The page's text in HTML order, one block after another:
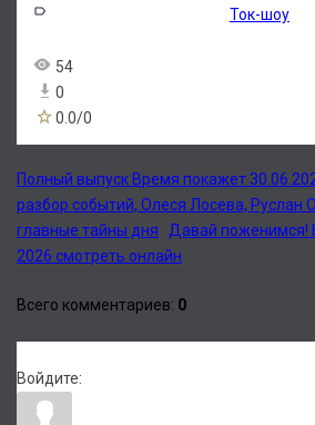
Ток-шоу
54
0
0.0/0
Полный выпуск Время покажет
разбор событий, Олеся Лосева, Руслан
главные тайны дня
Давай поженимся!
2026 смотреть онлайн
Всего комментариев: 0
Войдите: